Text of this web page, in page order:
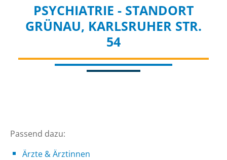
PSYCHIATRIE - STANDORT
GRÜNAU, KARLSRUHER STR.
54
Passend dazu:
Ärzte & Ärztinnen